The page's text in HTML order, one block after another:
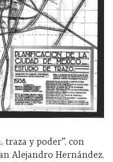
traza y poder”, con
Alejandro Hernández,